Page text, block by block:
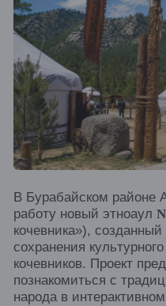
В Бурабайском районе
работу новый этноаул
кочевника»),
сохранения
кочевников. Проект
познакомиться с
народа в